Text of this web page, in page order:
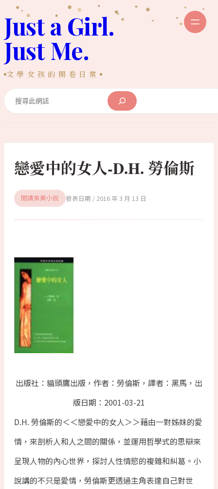
至
主
內
容
Just a Girl.
Just Me.
文學女孩的開卷日常
戀愛中的女人-D.H. 勞倫斯
閱讀英美小說 2016 年 3 月 13 日
出版社：貓頭鷹出版，作者：勞倫斯，譯者：黑馬，出
版日期：2001-03-21
D.H. 勞倫斯的＜＜戀愛中的女人＞＞藉由一對姊妹的愛
情，來剖析人和人之間的關係，並運用哲學式的思辯來
呈現人物的內心世界，探討人性情慾的複雜和糾葛。小
說講的不只是愛情，勞倫斯更透過主角表達自己對世